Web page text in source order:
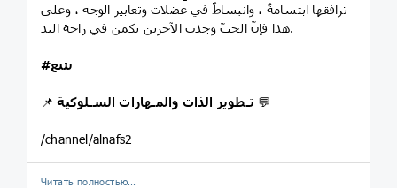
ترافقها ابتسامةٌ ، وانبساطٌ في عضلات وتعابير الوجه ، وعلى
هذا فإنّ الحبّ وجذب الآخرين يكمن في راحة اليد.
#يتبع
📌 💬
/channel/alnafs2
Читать полностью…